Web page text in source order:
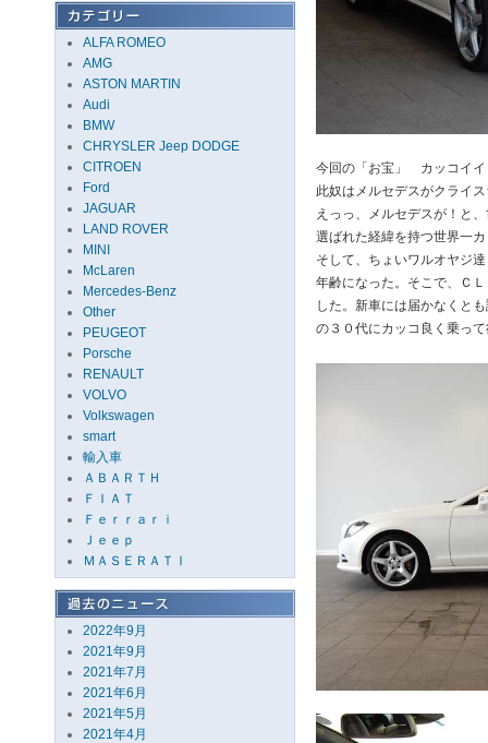
ALFA ROMEO
AMG
ASTON MARTIN
Audi
BMW
CHRYSLER Jeep DODGE
CITROEN
Ford
JAGUAR
LAND ROVER
MINI
McLaren
Mercedes-Benz
Other
PEUGEOT
Porsche
RENAULT
VOLVO
Volkswagen
smart
輸入車
ＡＢＡＲＴＨ
ＦＩＡＴ
Ｆｅｒｒａｒｉ
Ｊｅｅｐ
ＭＡＳＥＲＡＴＩ
2022年9月
2021年9月
2021年7月
2021年6月
2021年5月
2021年4月
今回の「お宝」 カッコイイ
此奴はメルセデスがクライ
えっっ、メルセデスが！と
選ばれた経緯を持つ世界一
そして、ちょいワルオヤジ
年齢になった。そこで、Ｃ
した。新車には届かなくと
の３０代にカッコ良く乗っ